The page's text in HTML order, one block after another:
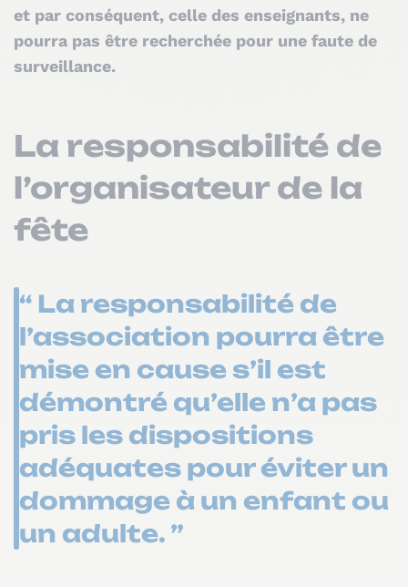
et par conséquent, celle des enseignants, ne
pourra pas être recherchée pour une faute de
surveillance.
La responsabilité de
l’organisateur de la
fête
“ La responsabilité de
l’association pourra être
mise en cause s’il est
démontré qu’elle n’a pas
pris les dispositions
adéquates pour éviter un
dommage à un enfant ou
un adulte. ”